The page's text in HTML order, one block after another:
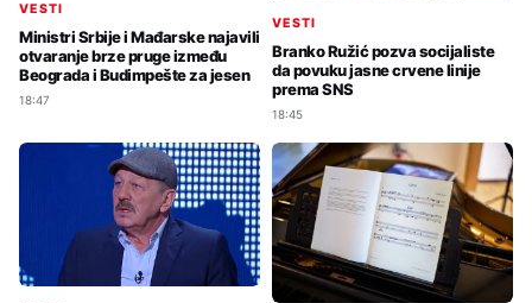
VESTI
Ministri Srbije i Mađarske najavili
otvaranje brze pruge između
Beograda i Budimpešte za jesen
18:47
VESTI
Branko Ružić pozva socijaliste
da povuku jasne crvene linije
prema SNS
18:45